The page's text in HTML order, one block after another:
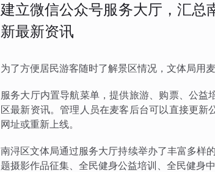
建立微信公众号服务大厅，汇总
新最新资讯
为了方便居民游客随时了解景区情况，文体局用
服务大厅内置导航菜单，提供旅游、购票、公
区最新资讯。管理人员在麦客后台可以直接更
网址或重新上线。
南浔区文体局通过服务大厅持续举办了丰富多样
题摄影作品征集、全民健身公益培训、全民健身